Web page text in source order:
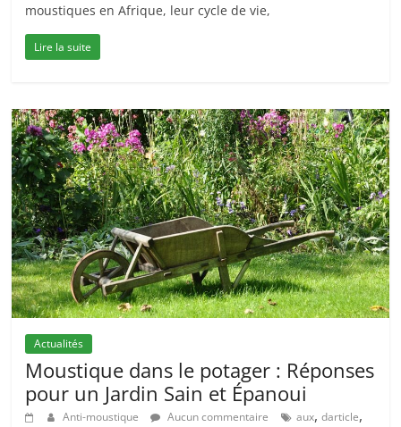
moustiques en Afrique, leur cycle de vie,
Lire la suite
Actualités
Moustique dans le potager : Réponses
pour un Jardin Sain et Épanoui
Anti-moustique Aucun commentaire aux,darticle,